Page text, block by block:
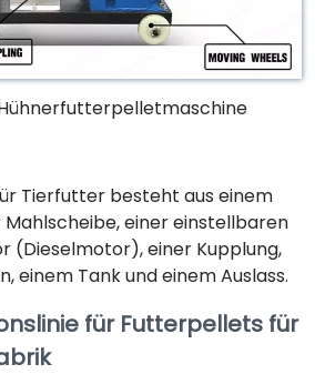
Tierfutter besteht aus einem
einer einstellbaren
(Dieselmotor), einer Kupplung,
einem Tank und einem Auslass.
für Futterpellets für